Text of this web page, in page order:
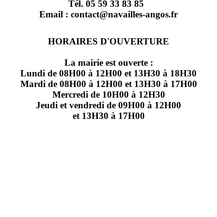
Tél. 05 59 33 83 85
Email : contact@navailles-angos.fr
HORAIRES D'OUVERTURE
La mairie est ouverte :
Lundi de 08H00 à 12H00 et 13H30 à 18H30
Mardi de 08H00 à 12H00 et 13H30 à 17H00
Mercredi de 10H00 à 12H30
Jeudi et vendredi de 09H00 à 12H00
et 13H30 à 17H00